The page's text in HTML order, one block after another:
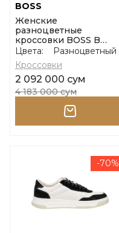
BOSS
Женские
разноцветные
кроссовки BOSS B
Icon_Runn_ltemb
размер 37
Цвета:
Разноцветный
Кроссовки
2 092 000 сум
4 183 000 сум
-70%